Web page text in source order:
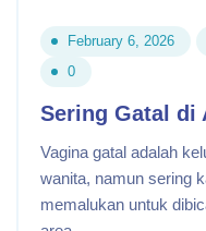
February 6, 2026
0
Sering Gatal di
Vagina gatal adalah
wanita, namun sering
memalukan untuk